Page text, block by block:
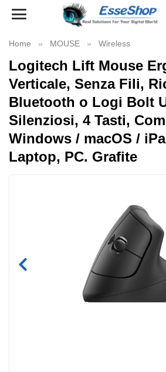
Toggle
Home MOUSE Wireless
Logitech Lift Mouse
Verticale, Senza Fili,
Bluetooth o Logi Bolt
Silenziosi, 4 Tasti,
Windows / macOS /
Laptop, PC. Grafite